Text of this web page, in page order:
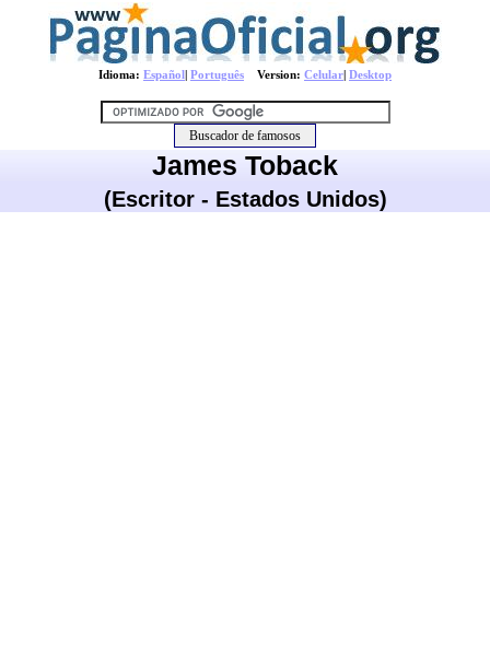
Idioma: Español| Português Version: Celular| Desktop
James Toback
(Escritor - Estados Unidos)